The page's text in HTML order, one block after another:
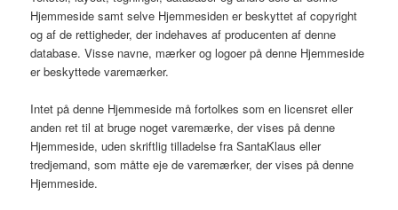
Hjemmeside samt selve Hjemmesiden er beskyttet af copyright
og af de rettigheder, der indehaves af producenten af denne
database. Visse navne, mærker og logoer på denne Hjemmeside
er beskyttede varemærker.
Intet på denne Hjemmeside må fortolkes som en licensret eller
anden ret til at bruge noget varemærke, der vises på denne
Hjemmeside, uden skriftlig tilladelse fra SantaKlaus eller
tredjemand, som måtte eje de varemærker, der vises på denne
Hjemmeside.